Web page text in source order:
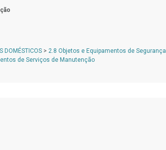
DOMÉSTICOS > 2.8 Objetos e Equipamentos de Segurança
de Serviços de Manutenção